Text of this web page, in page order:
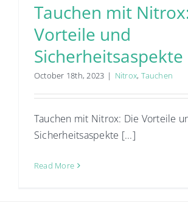
Tauchen mit
Vorteile und
Sicherheitsaspekte
October 18th, 2023 | Nitrox, Tauchen
Tauchen mit Nitrox: Die Vorteile
Sicherheitsaspekte [...]
Read More